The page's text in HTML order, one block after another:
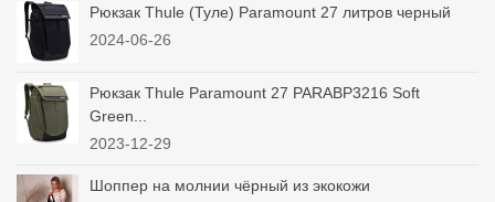
Рюкзак Thule (Туле) Paramount 27 литров черный
2024-06-26
Рюкзак Thule Paramount 27 PARABP3216 Soft
Green...
2023-12-29
Шоппер на молнии чёрный из экокожи